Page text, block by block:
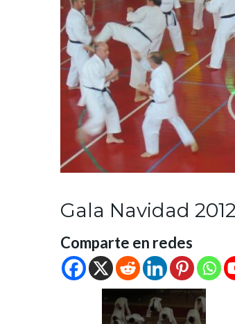
Gala Navidad 2012
Comparte en redes